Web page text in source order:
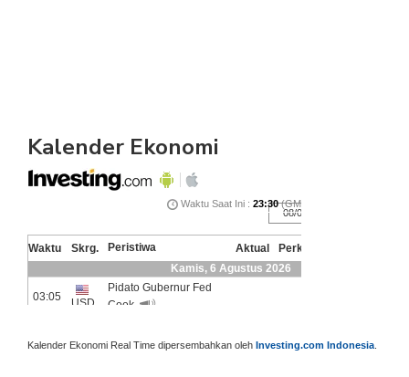
Kalender Ekonomi
Kalender Ekonomi Real Time dipersembahkan oleh Investing.com Indonesia